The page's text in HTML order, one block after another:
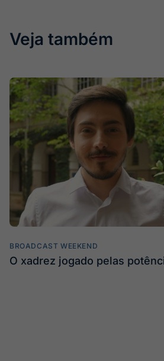
Veja também
BROADCAST WEEKEND
O xadrez jogado pelas